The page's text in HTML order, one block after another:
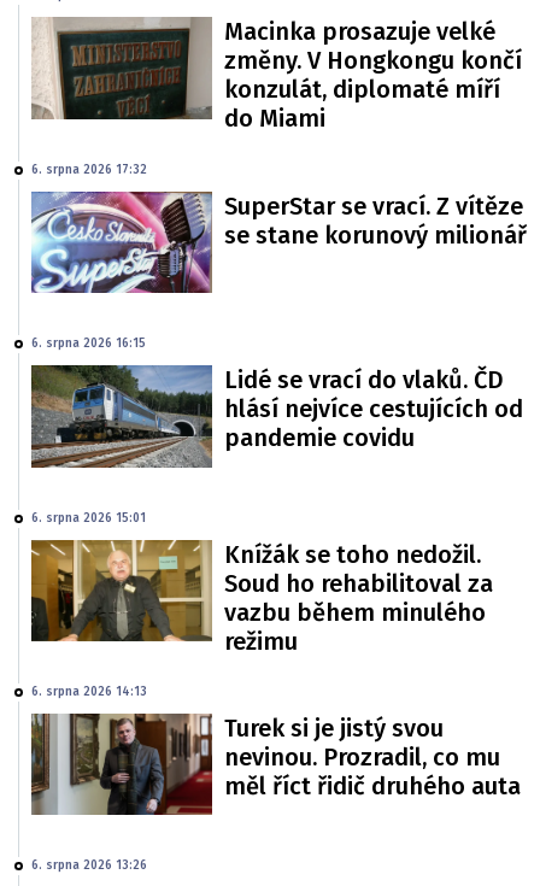
Macinka prosazuje velké
změny. V Hongkongu končí
konzulát, diplomaté míří
do Miami
6. srpna 2026 17:32
SuperStar se vrací. Z vítěze
se stane korunový milionář
6. srpna 2026 16:15
Lidé se vrací do vlaků. ČD
hlásí nejvíce cestujících od
pandemie covidu
6. srpna 2026 15:01
Knížák se toho nedožil.
Soud ho rehabilitoval za
vazbu během minulého
režimu
6. srpna 2026 14:13
Turek si je jistý svou
nevinou. Prozradil, co mu
měl říct řidič druhého auta
6. srpna 2026 13:26